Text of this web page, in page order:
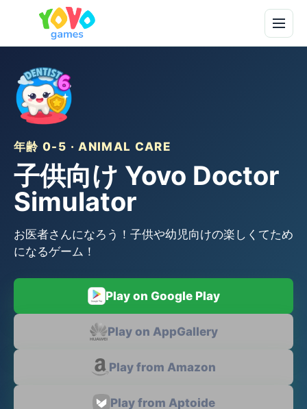
年齢 0-5 · ANIMAL CARE
子供向け Yovo Doctor
Simulator
お医者さんになろう！子供や幼児向けの楽しくてため
になるゲーム！
Play on Google Play
Play on AppGallery
Play from Amazon
Play from Aptoide